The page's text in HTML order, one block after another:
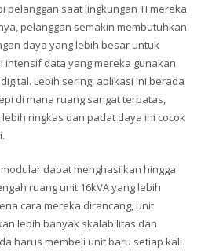
pelanggan saat lingkungan TI mereka
pelanggan semakin membutuhkan
daya yang lebih besar untuk
intensif data yang mereka gunakan
Lebih sering, aplikasi ini berada
di mana ruang sangat terbatas,
lebih ringkas dan padat daya ini cocok
dapat menghasilkan hingga
ruang unit 16kVA yang lebih
cara mereka dirancang, unit
lebih banyak skalabilitas dan
harus membeli unit baru setiap kali